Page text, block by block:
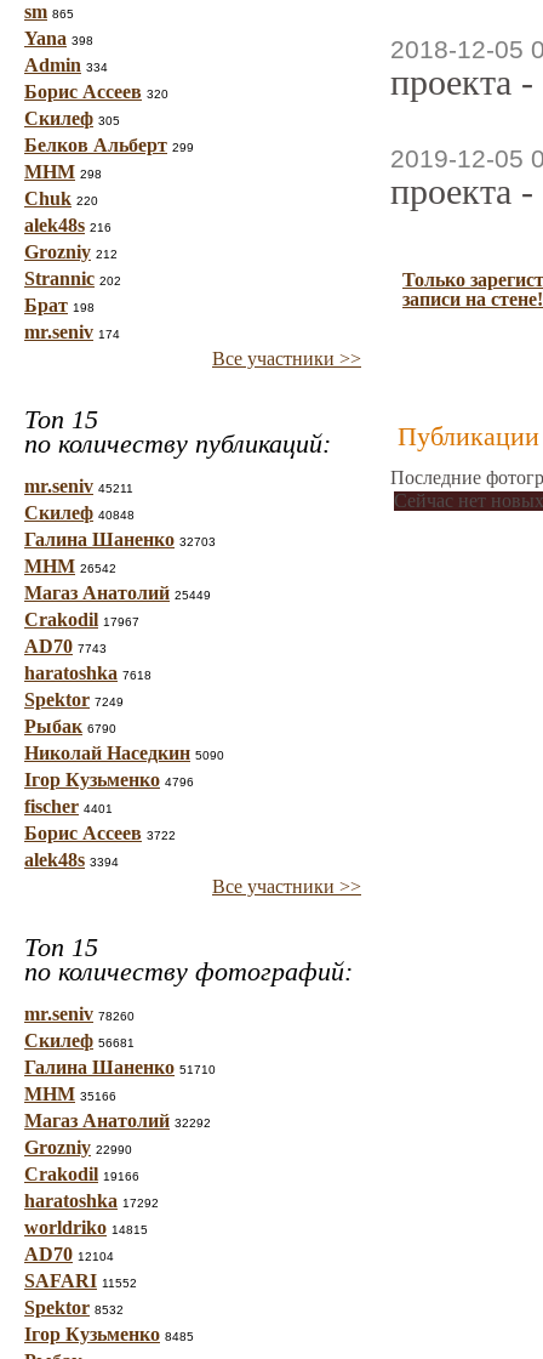
sm 865
Yana 398
Admin 334
Борис Ассеев 320
Скилеф 305
Белков Альберт 299
МНМ 298
Chuk 220
alek48s 216
Grozniy 212
Strannic 202
Брат 198
mr.seniv 174
Все участники >>
Топ 15
по количеству публикаций:
mr.seniv 45211
Скилеф 40848
Галина Шаненко 32703
МНМ 26542
Магаз Анатолий 25449
Crakodil 17967
AD70 7743
haratoshka 7618
Spektor 7249
Рыбак 6790
Николай Наседкин 5090
Ігор Кузьменко 4796
fischer 4401
Борис Ассеев 3722
alek48s 3394
Все участники >>
Топ 15
по количеству фотографий:
mr.seniv 78260
Скилеф 56681
Галина Шаненко 51710
МНМ 35166
Магаз Анатолий 32292
Grozniy 22990
Crakodil 19166
haratoshka 17292
worldriko 14815
AD70 12104
SAFARI 11552
Spektor 8532
Ігор Кузьменко 8485
2018-12-05
проекта
2019-12-05
проекта
Только
записи на стене!
Публикации
Последние
Сейчас нет